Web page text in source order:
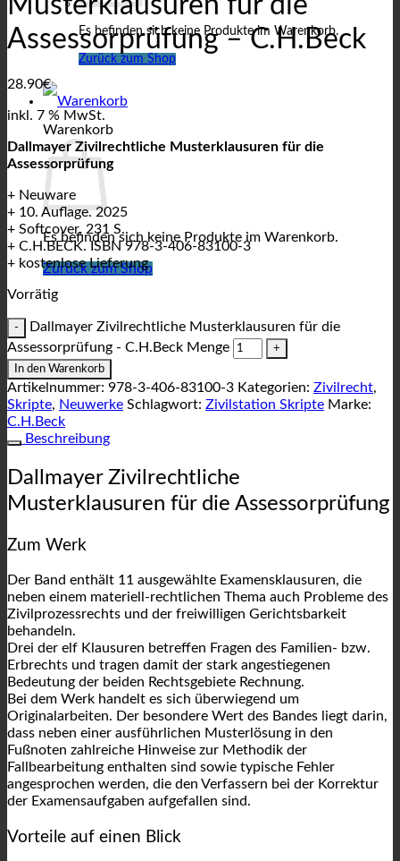
Es befinden sich keine Produkte im Warenkorb.
Zurück zum Shop
Warenkorb
Es befinden sich keine Produkte im Warenkorb.
Zurück zum Shop
Musterklausuren für die
Assessorprüfung – C.H.Beck
28.90€
inkl. 7 % MwSt.
Dallmayer Zivilrechtliche Musterklausuren für die
Assessorprüfung
+ Neuware
+ 10. Auflage. 2025
+ Softcover, 231 S.
+ C.H.BECK. ISBN 978-3-406-83100-3
+ kostenlose Lieferung
Vorrätig
Dallmayer Zivilrechtliche Musterklausuren für die
Assessorprüfung - C.H.Beck Menge
In den Warenkorb
Artikelnummer: 978-3-406-83100-3 Kategorien: Zivilrecht,
Skripte, Neuwerke Schlagwort: Zivilstation Skripte Marke:
C.H.Beck
Beschreibung
Dallmayer Zivilrechtliche
Musterklausuren für die Assessorprüfung
Zum Werk
Der Band enthält 11 ausgewählte Examensklausuren, die
neben einem materiell-rechtlichen Thema auch Probleme des
Zivilprozessrechts und der freiwilligen Gerichtsbarkeit
behandeln.
Drei der elf Klausuren betreffen Fragen des Familien- bzw.
Erbrechts und tragen damit der stark angestiegenen
Bedeutung der beiden Rechtsgebiete Rechnung.
Bei dem Werk handelt es sich überwiegend um
Originalarbeiten. Der besondere Wert des Bandes liegt darin,
dass neben einer ausführlichen Musterlösung in den
Fußnoten zahlreiche Hinweise zur Methodik der
Fallbearbeitung enthalten sind sowie typische Fehler
angesprochen werden, die den Verfassern bei der Korrektur
der Examensaufgaben aufgefallen sind.
Vorteile auf einen Blick